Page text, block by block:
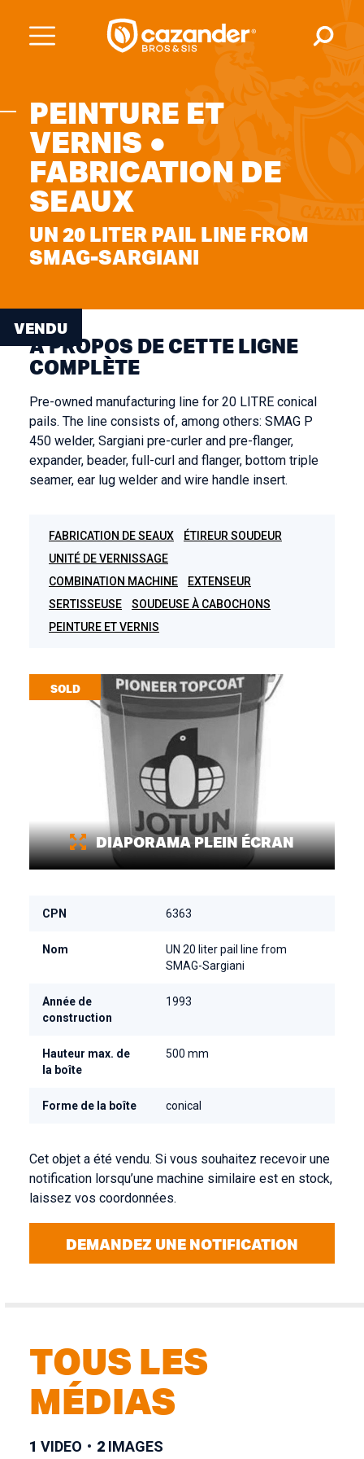
PEINTURE ET
VERNIS ●
FABRICATION DE
SEAUX
UN 20 LITER PAIL LINE FROM
SMAG-SARGIANI
VENDU
A PROPOS DE CETTE LIGNE
COMPLÈTE
Pre-owned manufacturing line for 20 LITRE conical
pails. The line consists of, among others: SMAG P
450 welder, Sargiani pre-curler and pre-flanger,
expander, beader, full-curl and flanger, bottom triple
seamer, ear lug welder and wire handle insert.
FABRICATION DE SEAUX
ÉTIREUR SOUDEUR
UNITÉ DE VERNISSAGE
COMBINATION MACHINE
EXTENSEUR
SERTISSEUSE
SOUDEUSE À CABOCHONS
PEINTURE ET VERNIS
CPN 6363
Nom
UN 20 liter pail line from
SMAG-Sargiani
Année de
construction
1993
Hauteur max. de
la boîte
500 mm
Forme de la boîte conical
Cet objet a été vendu. Si vous souhaitez recevoir une
notification lorsqu’une machine similaire est en stock,
laissez vos coordonnées.
DEMANDEZ UNE NOTIFICATION
SOLD
DIAPORAMA PLEIN ÉCRAN
TOUS LES
MÉDIAS
1 VIDEO 2 IMAGES